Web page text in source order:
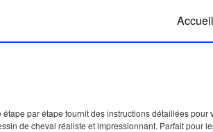
Accueil
par étape fournit des instructions détaillées
de cheval réaliste et impressionnant. Parfait pour